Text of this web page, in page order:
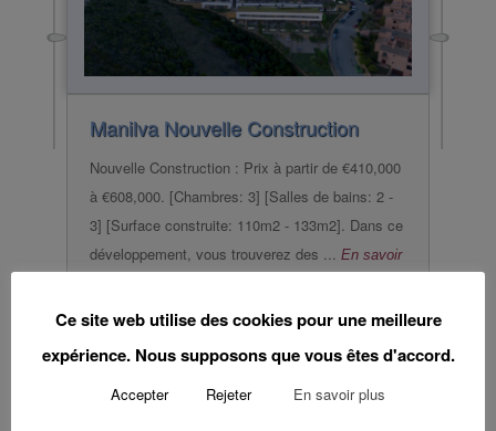
Manilva Nouvelle Construction
Nouvelle Construction : Prix à partir de €410,000
à €608,000. [Chambres: 3] [Salles de bains: 2 -
3] [Surface construite: 110m2 - 133m2]. Dans ce
développement, vous trouverez des ... En savoir
A partir de€410,000-
€608,000
Ce site web utilise des cookies pour une meilleure
expérience. Nous supposons que vous êtes d'accord.
Accepter Rejeter En savoir plus